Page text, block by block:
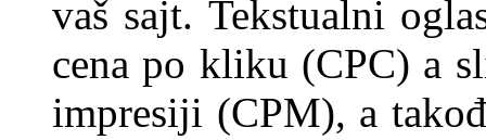
vaš sajt. Tekstualni
cena po kliku (CPC) a
impresiji (CPM), a